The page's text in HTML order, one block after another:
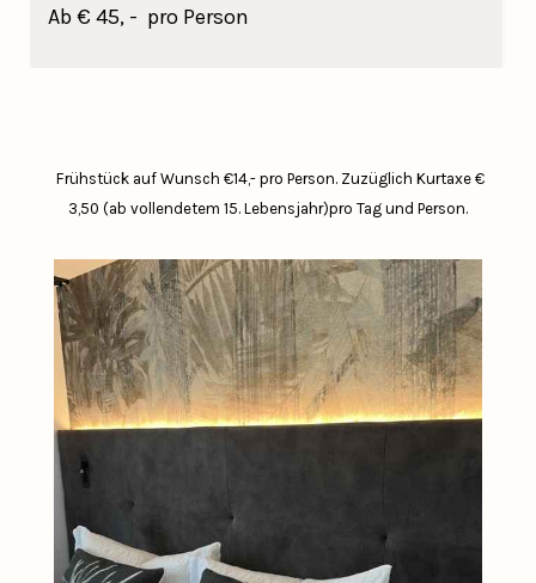
Ab € 45, - pro Person
Frühstück auf Wunsch €14,- pro Person.Zuzüglich Kurtaxe €
3,50 (ab vollendetem 15. Lebensjahr)pro Tag und Person.